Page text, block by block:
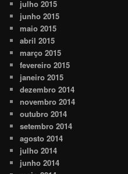
julho 2015
junho 2015
maio 2015
abril 2015
março 2015
fevereiro 2015
janeiro 2015
dezembro 2014
novembro 2014
outubro 2014
setembro 2014
agosto 2014
julho 2014
junho 2014